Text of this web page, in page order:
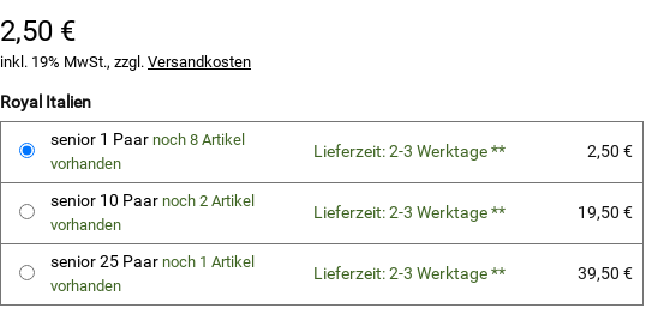
2,50 €
inkl. 19% MwSt., zzgl. Versandkosten
Royal Italien
senior 1 Paar noch 8 Artikel
vorhanden
Lieferzeit: 2-3 Werktage ** 2,50 €
senior 10 Paar noch 2 Artikel
vorhanden
Lieferzeit: 2-3 Werktage ** 19,50 €
senior 25 Paar noch 1 Artikel
vorhanden
Lieferzeit: 2-3 Werktage ** 39,50 €